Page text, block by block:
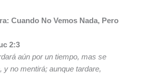
Cuando No Vemos Nada, Pero
2:3
aún por un tiempo, mas se
y no mentirá; aunque tardare,